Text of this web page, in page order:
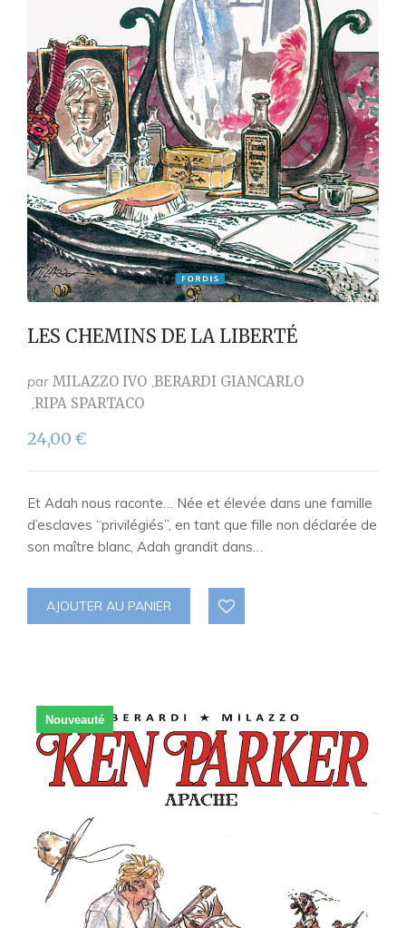
LES CHEMINS DE LA LIBERTÉ
par MILAZZO IVO BERARDI GIANCARLO
RIPA SPARTACO
24,00 €
Et Adah nous raconte… Née et élevée dans une famille
d’esclaves “privilégiés”, en tant que fille non déclarée de
son maître blanc, Adah grandit dans…
AJOUTER AU PANIER
Nouveauté